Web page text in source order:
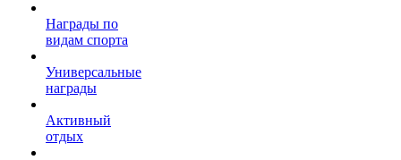
Награды по
видам спорта
Универсальные
награды
Активный
отдых